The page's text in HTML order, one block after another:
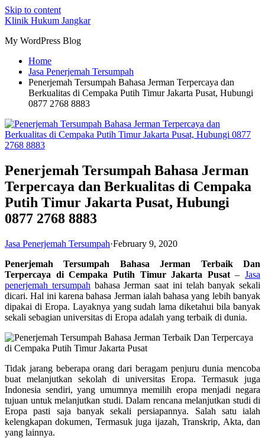
Skip to content
Klinik Hukum Jangkar
My WordPress Blog
Home
Jasa Penerjemah Tersumpah
Penerjemah Tersumpah Bahasa Jerman Terpercaya dan
Berkualitas di Cempaka Putih Timur Jakarta Pusat, Hubungi
0877 2768 8883
Penerjemah Tersumpah Bahasa Jerman
Terpercaya dan Berkualitas di Cempaka
Putih Timur Jakarta Pusat, Hubungi
0877 2768 8883
Jasa Penerjemah Tersumpah·February 9, 2020
Penerjemah Tersumpah Bahasa Jerman Terbaik Dan
Terpercaya di Cempaka Putih Timur Jakarta Pusat– Jasa
penerjemah tersumpah bahasa Jerman saat ini telah banyak sekali
dicari. Hal ini karena bahasa Jerman ialah bahasa yang lebih banyak
dipakai di Eropa. Layaknya yang sudah lama diketahui bila banyak
sekali sebagian universitas di Eropa adalah yang terbaik di dunia.
Tidak jarang beberapa orang dari beragam penjuru dunia mencoba
buat melanjutkan sekolah di universitas Eropa. Termasuk juga
Indonesia sendiri, yang umumnya memilih eropa menjadi negara
tujuan untuk melanjutkan studi. Dalam rencana melanjutkan studi di
Eropa pasti saja banyak sekali persiapannya. Salah satu ialah
kelengkapan dokumen, Termasuk juga ijazah, Transkrip, Akta, dan
yang lainnya.